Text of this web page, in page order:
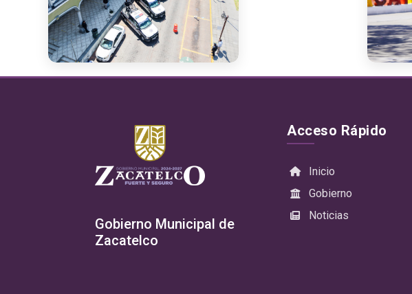
Gobierno Municipal de
Zacatelco
Acceso Rápido
Inicio
Gobierno
Noticias